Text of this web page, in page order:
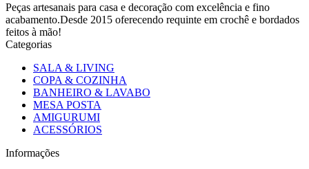
Peças artesanais para casa e decoração com excelência e fino
acabamento.Desde 2015 oferecendo requinte em crochê e bordados
feitos à mão!
Categorias
SALA & LIVING
COPA & COZINHA
BANHEIRO & LAVABO
MESA POSTA
AMIGURUMI
ACESSÓRIOS
Informações